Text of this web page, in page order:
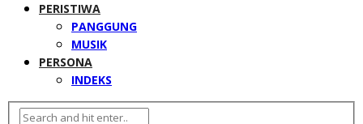
PERISTIWA
PANGGUNG
MUSIK
PERSONA
INDEKS